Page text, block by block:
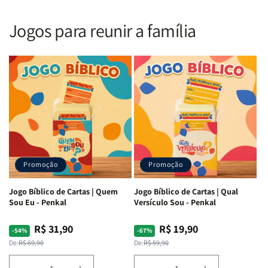
Almeida
Letra
Média
Full
Color
Brochura
Rei
Leão
Almeida
Letra
Média
&amp;
Full
Color
|
Brochura
|
Rei
Leão
PPM
|
|
Full
Color
Capa
Dura
Harpa
|
-
Cruz
Laranja
|
Full
Color
|
Capa
Dura
Harpa
|
-
Cruz
Laranja
Jogos para reunir a família
Promoção
Jogo Bíblico de Cartas | Quem
Sou Eu - Penkal
-54%
Preço
normal
De:R$ 69,90
Preço
promocional
R$ 31,90
Promoção
Jogo Bíblico de Cartas | Qual
Versículo Sou - Penkal
-67%
Preço
normal
De:R$ 59,90
Preço
promocional
R$ 19,90